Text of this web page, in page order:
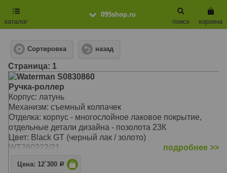
095shop.ru
каталог
корзина
поиск
Сортировка назад
Cтраница: 1
Waterman S0830860
Ручка-роллер
Корпус: латунь
Механизм: съемный колпачек
Отделка: корпус - многослойное лаковое покрытие,
отдельные детали дизайна - позолота 23К
Цвет: Black GT (черный лак / золото)
WT260222/21
подробнее >>
Цена: 12`300 Р